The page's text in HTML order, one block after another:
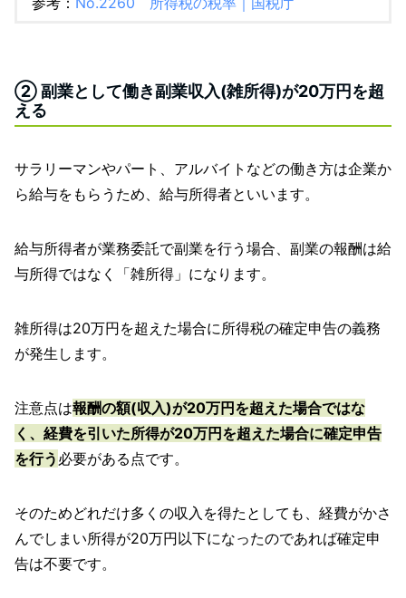
② 副業として働き副業収入(雑所得)が20万円を超
える
サラリーマンやパート、アルバイトなどの働き方は企業か
ら給与をもらうため、給与所得者といいます。
給与所得者が業務委託で副業を行う場合、副業の報酬は給
与所得ではなく「雑所得」になります。
雑所得は20万円を超えた場合に所得税の確定申告の義務
が発生します。
注意点は報酬の額(収入)が20万円を超えた場合ではな
く、経費を引いた所得が20万円を超えた場合に確定申告
を行う 必要がある点です。
そのためどれだけ多くの収入を得たとしても、経費がかさ
んでしまい所得が20万円以下になったのであれば確定申
告は不要です。